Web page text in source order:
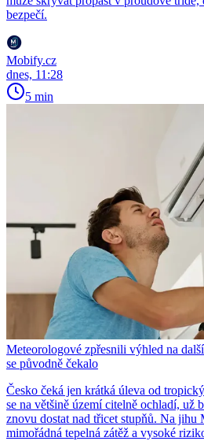
bezpečí.
Mobify.cz
dnes, 11:28
5 min
Meteorologové zpřesnili výhled na
se původně čekalo
Česko čeká jen krátká úleva od
se na většině území citelně ochladí, už
znovu dostat nad třicet stupňů. Na jihu
mimořádná tepelná zátěž a vysoké